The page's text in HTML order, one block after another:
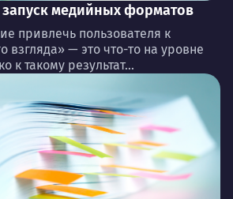
запуск медийных форматов
привлечь пользователя к
взгляда» — это что-то на уровне
к такому результат...